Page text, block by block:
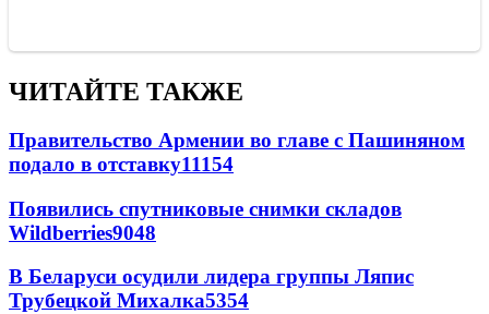
ЧИТАЙТЕ ТАКЖЕ
Правительство Армении во главе с Пашиняном
подало в отставку11154
Появились спутниковые снимки складов
Wildberries9048
В Беларуси осудили лидера группы Ляпис
Трубецкой Михалка5354